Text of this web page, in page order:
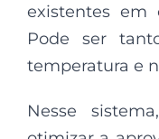
existentes em
Pode ser
temperatura e
Nesse